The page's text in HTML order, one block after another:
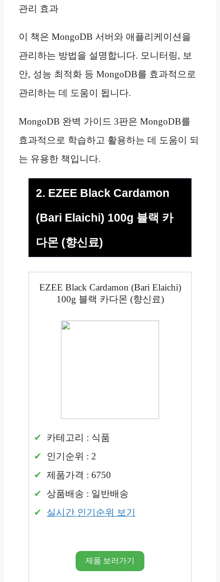
관리 효과
이 책은 MongoDB 서버와 애플리케이션을
관리하는 방법을 설명합니다. 모니터링, 보
안, 성능 최적화 등 MongoDB를 효과적으로
관리하는 데 도움이 됩니다.
MongoDB 완벽 가이드 3판은 MongoDB를
효과적으로 학습하고 활용하는 데 도움이 되
는 유용한 책입니다.
2. EZEE Black Cardamon
(Bari Elaichi) 100g 블랙 카
다몬 (향신료)
EZEE Black Cardamon (Bari Elaichi)
100g 블랙 카다몬 (향신료)
카테고리 : 식품
인기순위 : 2
제품가격 : 6750
상품배송 : 일반배송
실시간 인기순위 보기
제품 보러가기